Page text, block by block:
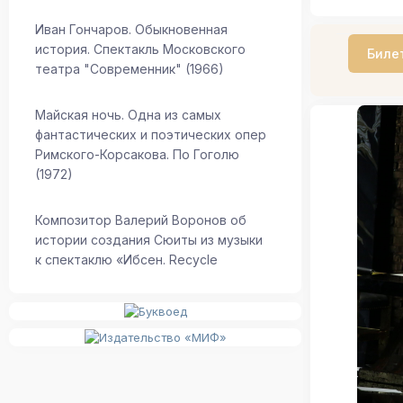
Иван Гончаров. Обыкновенная
история. Спектакль Московского
театра "Современник" (1966)
Майская ночь. Одна из самых
фантастических и поэтических опер
Римского-Корсакова. По Гоголю
(1972)
Композитор Валерий Воронов об
истории создания Сюиты из музыки
к спектаклю «Ибсен. Recycle